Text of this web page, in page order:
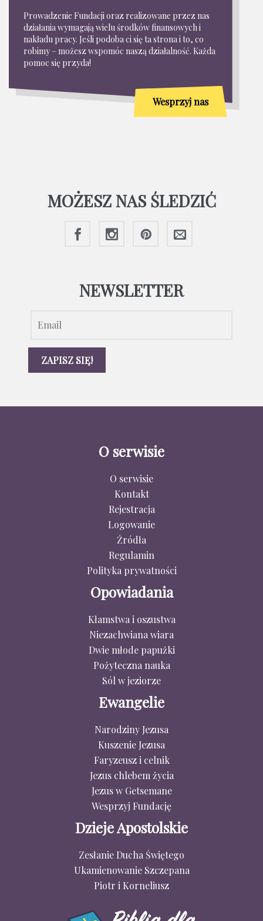
Prowadzenie Fundacji oraz realizowane przez nas
działania wymagają wielu środków finansowych i
nakładu pracy. Jeśli podoba ci się ta strona i to, co
robimy – możesz wspomóc naszą działalność. Każda
pomoc się przyda!
Wesprzyj nas
MOŻESZ NAS ŚLEDZIĆ
NEWSLETTER
O serwisie
O serwisie
Kontakt
Rejestracja
Logowanie
Źródła
Regulamin
Polityka prywatności
Opowiadania
Kłamstwa i oszustwa
Niezachwiana wiara
Dwie młode papużki
Pożyteczna nauka
Sól w jeziorze
Ewangelie
Narodziny Jezusa
Kuszenie Jezusa
Faryzeusz i celnik
Jezus chlebem życia
Jezus w Getsemane
Wesprzyj Fundację
Dzieje Apostolskie
Zesłanie Ducha Świętego
Ukamienowanie Szczepana
Piotr i Korneliusz